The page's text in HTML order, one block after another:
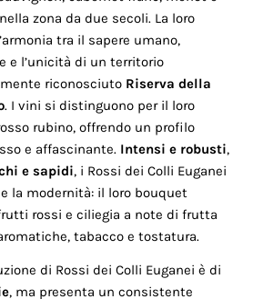
zona da due secoli. La loro
tra il sapere umano,
e l’unicità di un territorio
riconosciuto Riserva della
. I vini si distinguono per il loro
rubino, offrendo un profilo
e affascinante. Intensi e robusti,
e sapidi, i Rossi dei Colli Euganei
la modernità: il loro bouquet
rossi e ciliegia a note di frutta
tabacco e tostatura.
di Rossi dei Colli Euganei è di
, ma presenta un consistente